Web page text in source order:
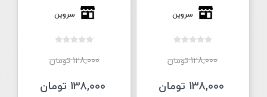
سروین
128,000 تومان
138,000 تومان
سروین
128,000 تومان
138,000 تومان